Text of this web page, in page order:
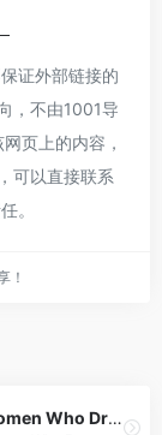
证外部链接的
，不由1001导
页上的内容，
可以直接联系
。
！
Women Who Draw